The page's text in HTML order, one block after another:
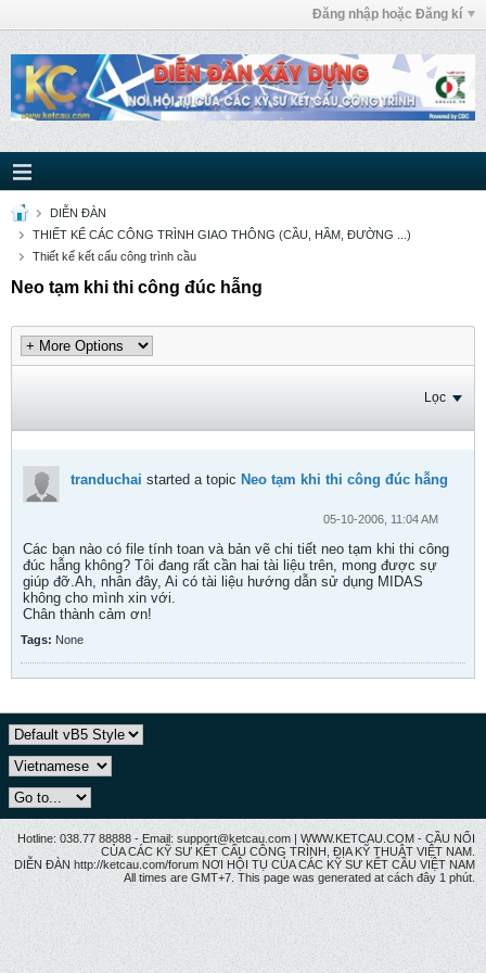
Đăng nhập hoặc Đăng kí
DIỄN ĐÀN
THIẾT KẾ CÁC CÔNG TRÌNH GIAO THÔNG (CẦU, HẦM, ĐƯỜNG ...)
Thiết kế kết cấu công trình cầu
Neo tạm khi thi công đúc hẫng
Lọc
tranduchai started a topic Neo tạm khi thi công đúc hẫng
05-10-2006, 11:04 AM
Các bạn nào có file tính toan và bản vẽ chi tiết neo tạm khi thi công
đúc hẫng không? Tôi đang rất cần hai tài liệu trên, mong được sự
giúp đỡ.Ah, nhân đây, Ai có tài liệu hướng dẫn sử dụng MIDAS
không cho mình xin với.
Chân thành cảm ơn!
Tags: None
Hotline: 038.77 88888 - Email: support@ketcau.com | WWW.KETCAU.COM - CẦU NỐI
CỦA CÁC KỸ SƯ KẾT CẤU CÔNG TRÌNH, ĐỊA KỸ THUẬT VIỆT NAM.
DIỄN ĐÀN http://ketcau.com/forum NƠI HỘI TỤ CỦA CÁC KỸ SƯ KẾT CÂU VIỆT NAM
All times are GMT+7. This page was generated at cách đây 1 phút.